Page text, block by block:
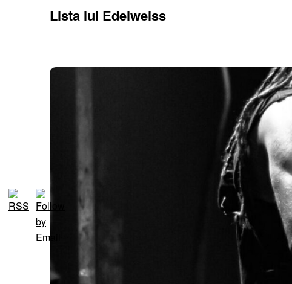
Lista lui Edelweiss